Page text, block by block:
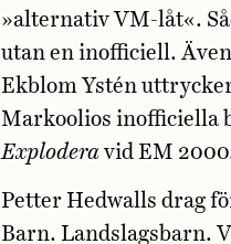
»alternativ VM-låt«.
utan en inofficiell.
Ekblom Ystén
Markoolios inofficiella
Exploderavid EM
Petter Hedwalls drag
Barn. Landslagsbarn.